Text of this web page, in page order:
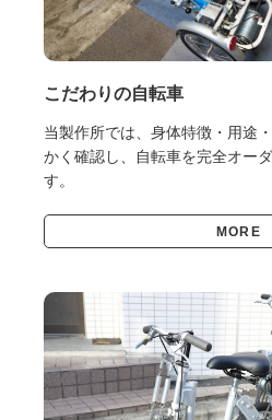
こだわりの自転車
当製作所では、身体特徴・用途
かく確認し、自転車を完全オー
す。
MORE